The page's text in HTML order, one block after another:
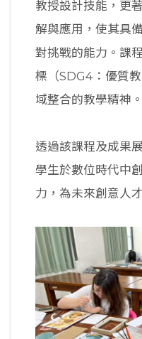
教授設計技能，更
解與應用，使其具
對挑戰的能力。課
標（SDG4：優質
域整合的教學精神。
透過該課程及成果
學生於數位時代中
力，為未來創意人